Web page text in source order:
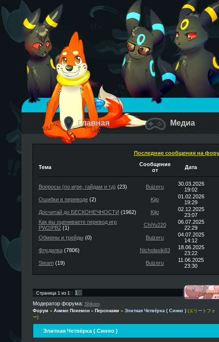
Главная Медиа
Последние сообщения на
Тема
Сообщение
от
Дата
Вопросы (по игре, гайдам и тд) (23) Buizeru
30.03.2026
19:02
Ошибки в переводе(2) Kijo
01.02.2026
19:29
Досчитай до БЕСКОНЕЧНОСТИ (1962) Kijo
02.12.2025
23:07
Как вы оцениваете перевод игр
PW2/PB2(1) ChiYu220
06.07.2025
22:29
Обмены и трейды (0) Buizeru
04.07.2025
14:12
Флудилка(7806) Nicholasik83
18.06.2025
23:22
Steam(19) Buizeru
11.06.2025
23:30
Страница 1из 1
1
Модератор форума: Shikoro
Форум » Аниме Покемон » Персонажи » Элитная Четвёрка ( Синно ) (エリートフォ
ー)
Элитная Четвёрка ( Синно )